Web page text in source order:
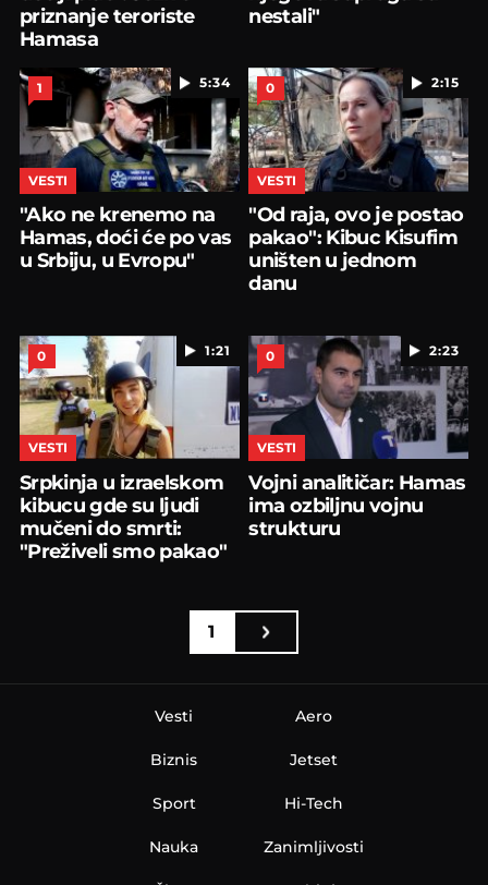
priznanje teroriste
Hamasa
nestali"
5:34
1
VESTI
"Ako ne krenemo na
Hamas, doći će po vas
u Srbiju, u Evropu"
2:15
0
VESTI
"Od raja, ovo je postao
pakao": Kibuc Kisufim
uništen u jednom
danu
1:21
0
VESTI
Srpkinja u izraelskom
kibucu gde su ljudi
mučeni do smrti:
"Preživeli smo pakao"
2:23
0
VESTI
Vojni analitičar: Hamas
ima ozbiljnu vojnu
strukturu
1
Vesti
Biznis
Sport
Nauka
Aero
Jetset
Hi-Tech
Zanimljivosti